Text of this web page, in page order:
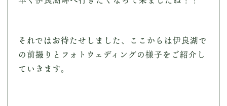
それではお待たせしました、ここからは伊良湖で
の前撮りとフォトウェディングの様子をご紹介し
ていきます。